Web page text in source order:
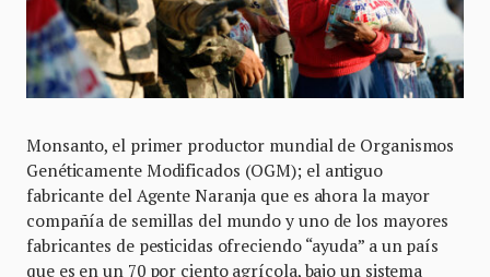
Monsanto, el primer productor mundial de Organismos
Genéticamente Modificados (OGM); el antiguo
fabricante del Agente Naranja que es ahora la mayor
compañía de semillas del mundo y uno de los mayores
fabricantes de pesticidas ofreciendo “ayuda” a un país
que es en un 70 por ciento agrícola, bajo un sistema